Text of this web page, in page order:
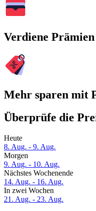
Verdiene
Mehr sparen mit
Überprüfe die
Heute
8. Aug. - 9. Aug.
Morgen
9. Aug. - 10. Aug.
Nächstes Wochenende
14. Aug. - 16. Aug.
In zwei Wochen
21. Aug. - 23. Aug.